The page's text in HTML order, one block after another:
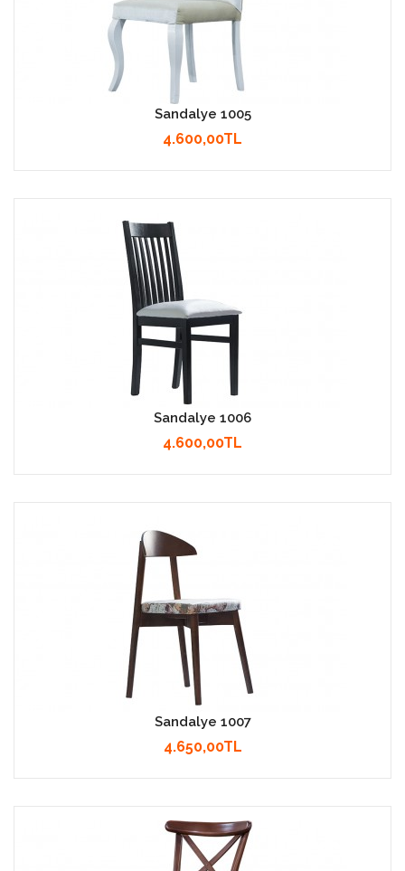
Sandalye 1005
4.600,00TL
Sandalye 1006
4.600,00TL
Sandalye 1007
4.650,00TL